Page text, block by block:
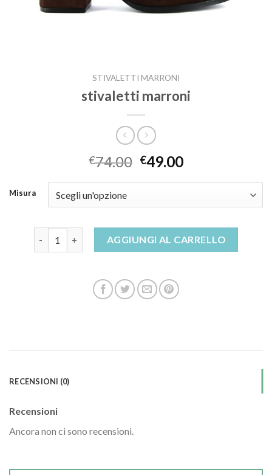
STIVALETTI MARRONI
stivaletti marroni
€74.00 €49.00
Misura
stivaletti marroni quantitàAGGIUNGI AL CARRELLO
RECENSIONI (0)
Recensioni
Ancora non ci sono recensioni.